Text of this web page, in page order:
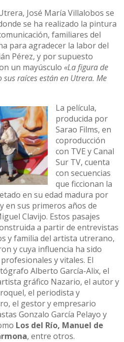
José María Villalobos se
se ha realizado la pintura
familiares del
para agradecer la labor del
Pérez, y por supuesto
un mayúsculo «La figura de
raíces están en Utrera. Me
La película,
producida por
Sarao Films, en
coproducción
con TVE y Canal
Sur TV, cuenta
con secuencias
que ficcionan la
en su edad madura por
en sus primeros años de
Clavijo. Estos pasajes
a partir de entrevistas
y familia del artista utrerano,
y cuya influencia ha sido
y vitales. El
Alberto García-Alix, el
gráfico Nazario, el autor y
el periodista y
el gestor y empresario
Gonzalo García Pelayo y
Los del Río, Manuel de
, entre otros.